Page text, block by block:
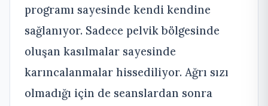
programı sayesinde kendi kendine
sağlanıyor. Sadece pelvik bölgesinde
oluşan kasılmalar sayesinde
karıncalanmalar hissediliyor. Ağrı sızı
olmadığı için de seanslardan sonra